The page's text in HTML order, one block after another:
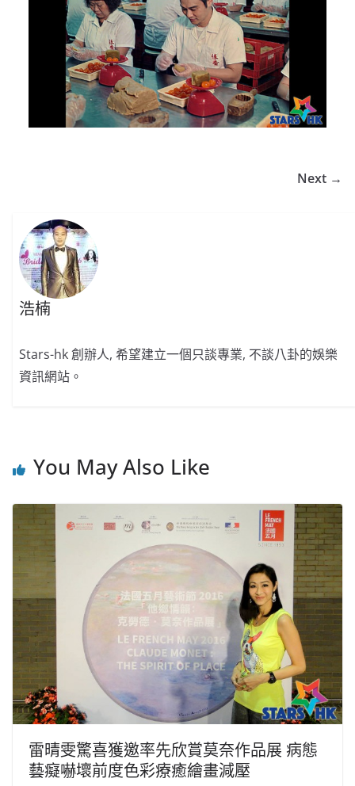
Next →
浩楠
Stars-hk 創辦人, 希望建立一個只談專業, 不談八卦的娛樂
資訊網站。
You May Also Like
雷晴雯驚喜獲邀率先欣賞莫奈作品展 病態
藝癡嚇壞前度色彩療癒繪畫減壓